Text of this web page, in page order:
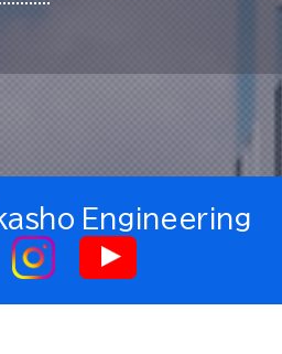
Engineering